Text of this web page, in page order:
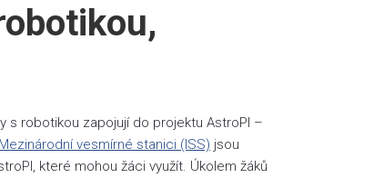
s robotikou zapojují do projektu AstroPI –
Mezinárodní vesmírné stanici (ISS) jsou
které mohou žáci využít. Úkolem žáků